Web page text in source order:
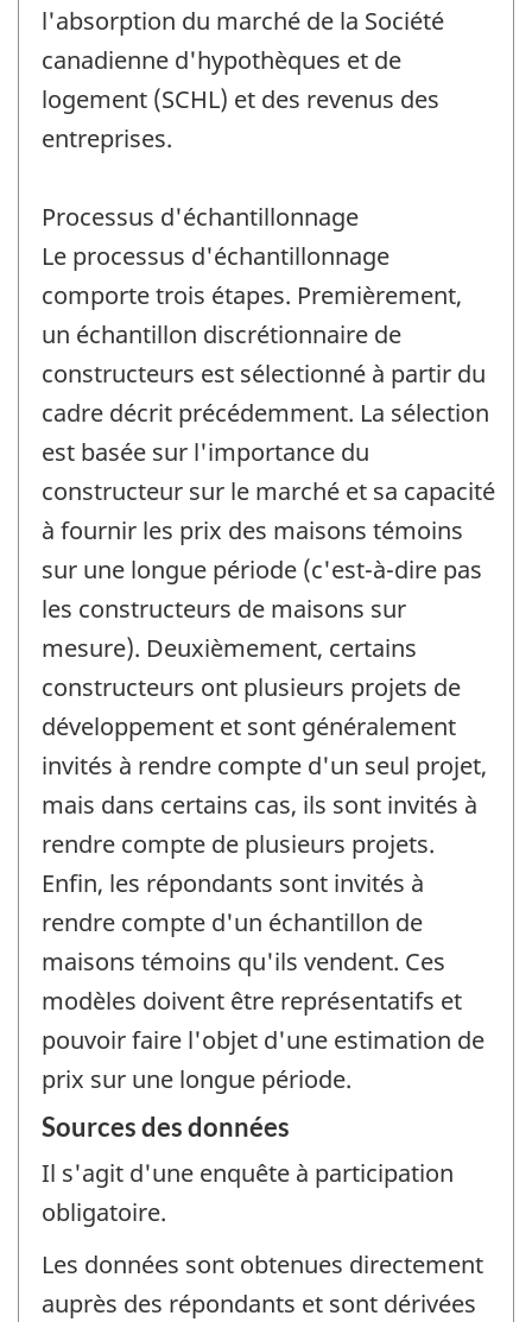
l'absorption du marché de la Société
canadienne d'hypothèques et de
logement (SCHL) et des revenus des
entreprises.
Processus d'échantillonnage
Le processus d'échantillonnage
comporte trois étapes. Premièrement,
un échantillon discrétionnaire de
constructeurs est sélectionné à partir du
cadre décrit précédemment. La sélection
est basée sur l'importance du
constructeur sur le marché et sa capacité
à fournir les prix des maisons témoins
sur une longue période (c'est-à-dire pas
les constructeurs de maisons sur
mesure). Deuxièmement, certains
constructeurs ont plusieurs projets de
développement et sont généralement
invités à rendre compte d'un seul projet,
mais dans certains cas, ils sont invités à
rendre compte de plusieurs projets.
Enfin, les répondants sont invités à
rendre compte d'un échantillon de
maisons témoins qu'ils vendent. Ces
modèles doivent être représentatifs et
pouvoir faire l'objet d'une estimation de
prix sur une longue période.
Sources des données
Il s'agit d'une enquête à participation
obligatoire.
Les données sont obtenues directement
auprès des répondants et sont dérivées